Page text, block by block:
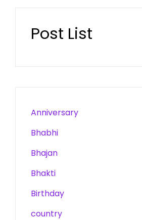
Post List
Anniversary
Bhabhi
Bhajan
Bhakti
Birthday
country